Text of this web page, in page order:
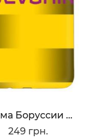
Форма Боруссии Дортмунд
249 грн.